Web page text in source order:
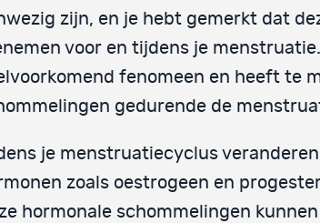
zijn, en je hebt gemerkt dat
voor en tijdens je
fenomeen en heeft te
gedurende de
je menstruatiecyclus
zoals oestrogeen en
hormonale schommelingen